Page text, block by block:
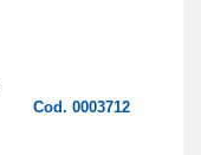
Cod. 0003712